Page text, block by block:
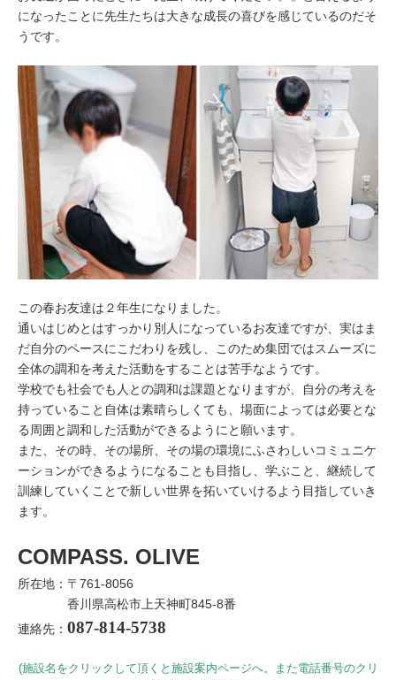
になったことに先生たちは大きな成長の喜びを感じているのだそ
うです。
この春お友達は２年生になりました。
通いはじめとはすっかり別人になっているお友達ですが、実はま
だ自分のペースにこだわりを残し、このため集団ではスムーズに
全体の調和を考えた活動をすることは苦手なようです。
学校でも社会でも人との調和は課題となりますが、自分の考えを
持っていること自体は素晴らしくても、場面によっては必要とな
る周囲と調和した活動ができるようにと願います。
また、その時、その場所、その場の環境にふさわしいコミュニケ
ーションができるようになることも目指し、学ぶこと、継続して
訓練していくことで新しい世界を拓いていけるよう目指していき
ます。
COMPASS. OLIVE
所在地：〒761-8056
香川県高松市上天神町845-8番
連絡先： 087-814-5738
(施設名をクリックして頂くと施設案内ページへ。また電話番号のクリ